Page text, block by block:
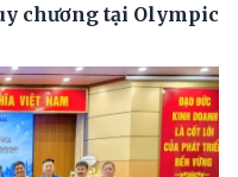
chương tại Olympic